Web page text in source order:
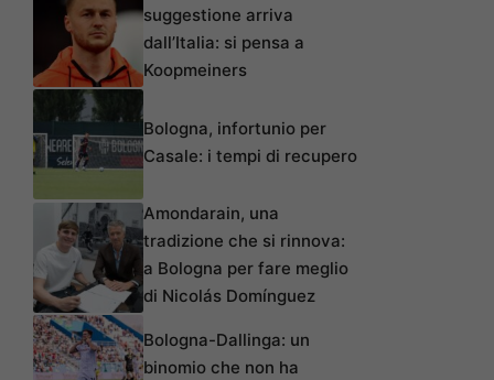
suggestione arriva
dall’Italia: si pensa a
Koopmeiners
Bologna, infortunio per
Casale: i tempi di recupero
Amondarain, una
tradizione che si rinnova:
a Bologna per fare meglio
di Nicolás Domínguez
Bologna-Dallinga: un
binomio che non ha